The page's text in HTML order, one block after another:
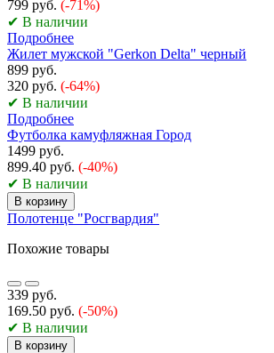
799 руб. (-71%)
✔ В наличии
Подробнее
Жилет мужской "Gerkon Delta" черный
899 руб.
320 руб. (-64%)
✔ В наличии
Подробнее
Футболка камуфляжная Город
1499 руб.
899.40 руб. (-40%)
✔ В наличии
В корзину
Полотенце "Росгвардия"
Похожие товары
339 руб.
169.50 руб. (-50%)
✔ В наличии
В корзину